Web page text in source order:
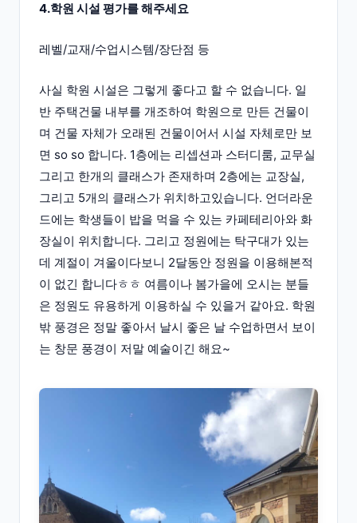
4.학원 시설 평가를 해주세요
레벨/교재/수업시스템/장단점 등
사실 학원 시설은 그렇게 좋다고 할 수 없습니다. 일
반 주택건물 내부를 개조하여 학원으로 만든 건물이
며 건물 자체가 오래된 건물이어서 시설 자체로만 보
면 so so 합니다. 1층에는 리셉션과 스터디룸, 교무실
그리고 한개의 클래스가 존재하며 2층에는 교장실,
그리고 5개의 클래스가 위치하고있습니다. 언더라운
드에는 학생들이 밥을 먹을 수 있는 카페테리아와 화
장실이 위치합니다. 그리고 정원에는 탁구대가 있는
데 계절이 겨울이다보니 2달동안 정원을 이용해본적
이 없긴 합니다ㅎㅎ 여름이나 봄가을에 오시는 분들
은 정원도 유용하게 이용하실 수 있을거 같아요. 학원
밖 풍경은 정말 좋아서 날시 좋은 날 수업하면서 보이
는 창문 풍경이 저말 예술이긴 해요~